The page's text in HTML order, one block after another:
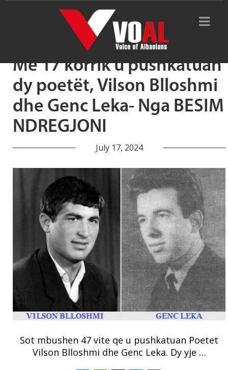
Tag Archive: Genc Leka
Më 17 korrik u pushkatuan
dy poetët, Vilson Blloshmi
dhe Genc Leka- Nga BESIM
NDREGJONI
July 17, 2024
Sot mbushen 47 vite qe u pushkatuan Poetet
Vilson Blloshmi dhe Genc Leka. Dy yje …